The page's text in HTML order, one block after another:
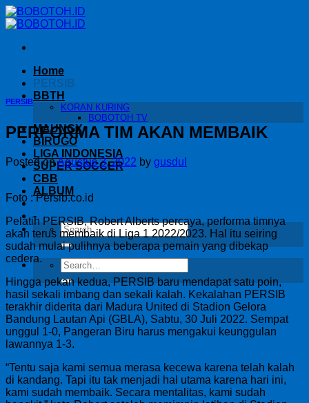
Skip
to
Home
PERSIB
BBTH
KORAN KURING
BOBOTOH TV
MAUNGX
BIRUGO
LIGA INDONESIA
SUPER SOCCER
CBB
ALBUM
-
PERSIB
PERFORMA TIM AKAN MEMBAIK
Posted onAgustus 3, 2022 by gusdul
Foto : Persib.co.id
Pelatih PERSIB, Robert Alberts percaya, performa timnya
akan terus membaik di Liga 1 2022/2023. Hal itu seiring
sudah mulai pulihnya beberapa pemain yang dibekap
cedera.
Hingga pekan kedua, PERSIB baru mendapat satu poin,
hasil sekali imbang dan sekali kalah. Kekalahan PERSIB
terakhir diderita dari Madura United di Stadion Gelora
Bandung Lautan Api (GBLA), Sabtu, 30 Juli 2022. Sempat
unggul 1-0, Pangeran Biru harus mengakui keunggulan
lawannya 1-3.
“Tentu saja kami semua merasa kecewa karena telah kalah
di kandang. Tapi itu tak menjadi hal utama karena hari ini,
kami sudah membaik. Secara mentalitas, kami sudah